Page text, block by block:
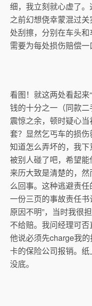
细，我立刻就心虚了。
之前幻想侥幸蒙混过
处刮擦，分别在车头
需要为每处损伤赔偿一
看图！就这两处看起来
钱的十分之一（同款二
震惊之余，顿时疑心
套？显然乞丐车的损
知道怎么弄坏的，我
被别人碰了吧，希望
来历大致是清楚的，
么回事。这种逃避责
一份三页的事故责任
原因不明”，当时我很
不给赔。我问经理可否
他说必须先charge我
卡的保险公司报销。
没底。